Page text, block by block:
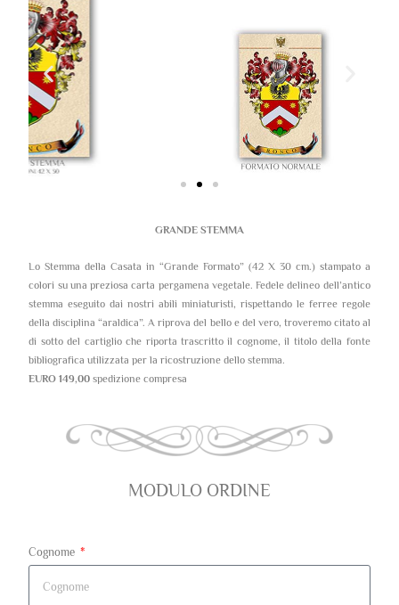
GRANDE STEMMA
Lo Stemma della Casata in “Grande Formato” (42 X 30 cm.) stampato a
colori su una preziosa carta pergamena vegetale. Fedele delineo dell’antico
stemma eseguito dai nostri abili miniaturisti, rispettando le ferree regole
della disciplina “araldica”. A riprova del bello e del vero, troveremo citato al
di sotto del cartiglio che riporta trascritto il cognome, il titolo della fonte
bibliografica utilizzata per la ricostruzione dello stemma.
EURO 149,00 spedizione compresa
MODULO ORDINE
Cognome